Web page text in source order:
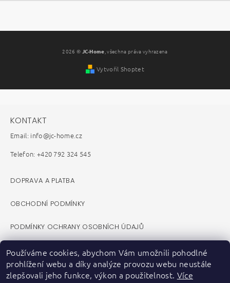
2026 © JC-Home , všechna práva vyhrazena
Vytvořil Shoptet
KONTAKT
Email: info@jc-home.cz
Telefon: +420 792 324 545
DOPRAVA A PLATBA
OBCHODNÍ PODMÍNKY
PODMÍNKY OCHRANY OSOBNÍCH ÚDAJŮ
REKLAMAČNÍ ŘÁD
VELKOOBCHOD B2B
Používáme cookies, abychom Vám umožnili pohodlné
prohlížení webu a díky analýze provozu webu neustále
zlepšovali jeho funkce, výkon a použitelnost. Více